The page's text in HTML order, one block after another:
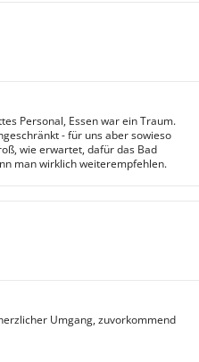
Personal, Essen war ein Traum.
- für uns aber sowieso
wie erwartet, dafür das Bad
man wirklich weiterempfehlen.
Umgang, zuvorkommend